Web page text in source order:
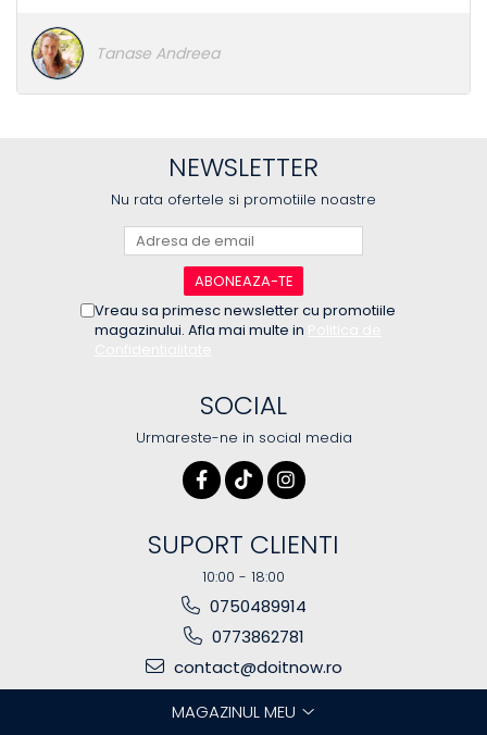
Tanase Andreea
NEWSLETTER
Nu rata ofertele si promotiile noastre
Vreau sa primesc newsletter cu promotiile
magazinului. Afla mai multe in
SOCIAL
Urmareste-ne in social media
SUPORT CLIENTI
10:00 - 18:00
0750489914
0773862781
contact@doitnow.ro
MAGAZINUL MEU